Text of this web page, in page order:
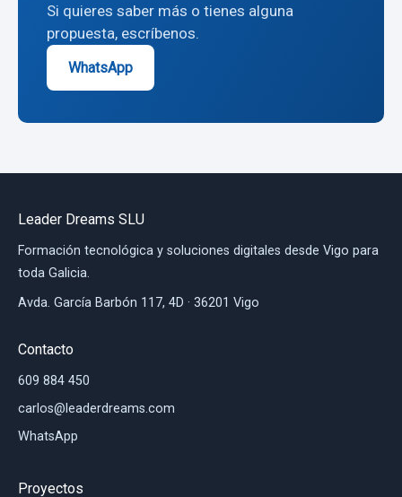
Si quieres saber más o tienes alguna
propuesta, escríbenos.
WhatsApp
Leader Dreams SLU
Formación tecnológica y soluciones digitales desde Vigo para
toda Galicia.
Avda. García Barbón 117, 4D · 36201 Vigo
Contacto
609 884 450
carlos@leaderdreams.com
WhatsApp
Proyectos